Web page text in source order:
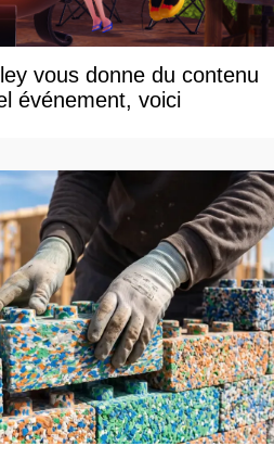
vous donne du contenu
événement, voici